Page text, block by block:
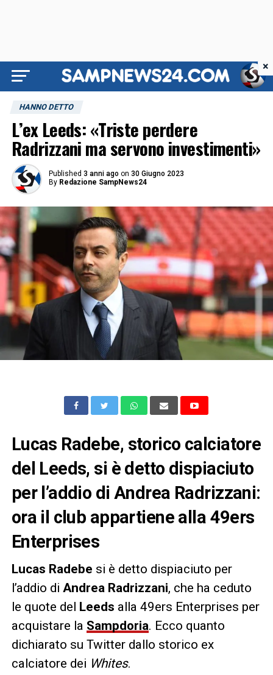
HANNO DETTO
L’ex Leeds: «Triste perdere
Radrizzani ma servono investimenti»
Published 3 anni ago on 30 Giugno 2023
By Redazione SampNews24
Lucas Radebe, storico calciatore
del Leeds, si è detto dispiaciuto
per l’addio di Andrea Radrizzani:
ora il club appartiene alla 49ers
Enterprises
Lucas Radebe si è detto dispiaciuto per
l’addio di Andrea Radrizzani, che ha ceduto
le quote del Leeds alla 49ers Enterprises per
acquistare la Sampdoria. Ecco quanto
dichiarato su Twitter dallo storico ex
calciatore dei Whites.
×